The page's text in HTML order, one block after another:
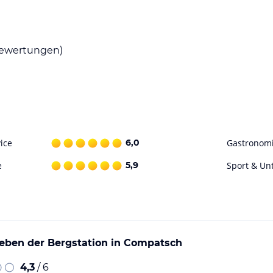
Gewähr. Bitte lies vor der Buchung die
6,0
5,9 Sport &
der Bergstation in Compatsch
4,3 / 6